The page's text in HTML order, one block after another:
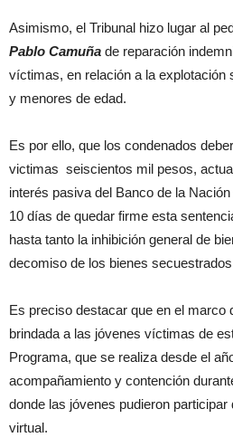
Asimismo, el Tribunal hizo lugar al
Pablo Camuña de reparación
víctimas, en relación a la explotación
y menores de edad.
Es por ello, que los condenados
victimas seiscientos mil pesos,
interés pasiva del Banco de la
10 días de quedar firme esta
hasta tanto la inhibición general de
decomiso de los bienes
Es preciso destacar que en el marco
brindada a las jóvenes víctimas de
Programa, que se realiza desde el
acompañamiento y contención
donde las jóvenes pudieron
virtual.